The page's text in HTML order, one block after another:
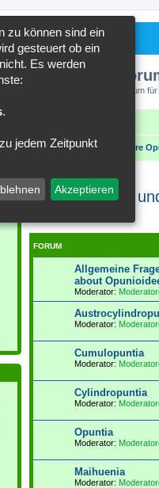
Forum
Tephrokakteen und andere
Tephrokakteen
FORUM
Allgemeine
about
Moderator:
Moderator:
Cumulopuntia
Moderator:
Cylindropuntia
Moderator:
Opuntia
Moderator:
Maihuenia
Moderator:
zu können sind ein
gesteuert ob ein
Es werden
.
jedem Zeitpunkt
Akzeptieren